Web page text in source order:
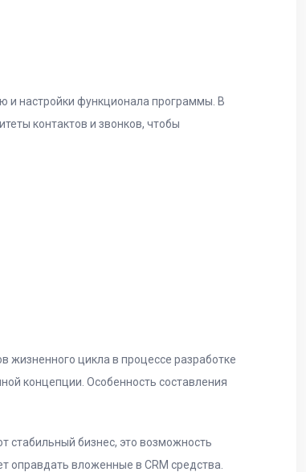
и настройки функционала программы. В
контактов и звонков, чтобы
жизненного цикла в процессе разработке
концепции. Особенность составления
стабильный бизнес, это возможность
оправдать вложенные в CRM средства.